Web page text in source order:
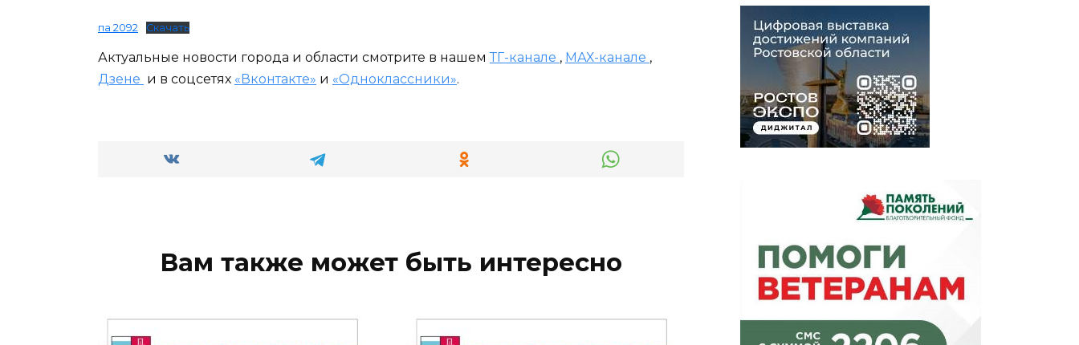
па 2092 Скачать
Актуальные новости города и области смотрите в нашем ТГ-канале , МАХ-канале ,
Дзене и в соцсетях «Вконтакте» и «Одноклассники».
Вам также может быть интересно